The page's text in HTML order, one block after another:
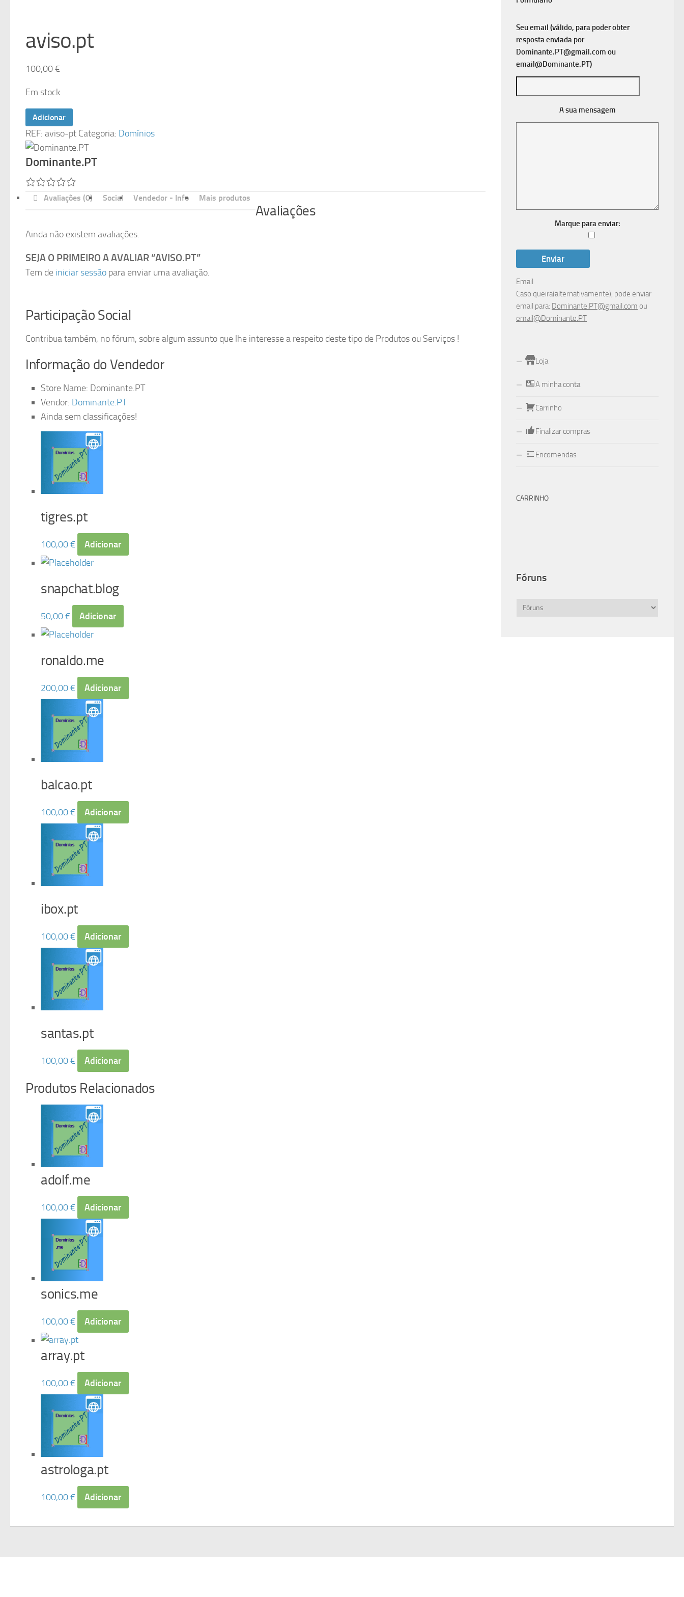
aviso.pt
100,00€
Em stock
Quantidade
de
aviso.pt
Adicionar
REF: aviso-pt Categoria: Domínios
Dominante.PT
Avaliações (0) Social Vendedor - Info Mais produtos
Avaliações
Ainda não existem avaliações.
SEJA O PRIMEIRO A AVALIAR “AVISO.PT”
Tem de iniciar sessão para enviar uma avaliação.
Participação Social
Contribua também, no fórum, sobre algum assunto que lhe interesse a respeito deste tipo de Produtos ou Serviços !
Informação do Vendedor
Store Name: Dominante.PT
Vendor: Dominante.PT
Ainda sem classificações!
tigres.pt
100,00€ Adicionar
snapchat.blog
50,00€ Adicionar
ronaldo.me
200,00€ Adicionar
balcao.pt
100,00€ Adicionar
ibox.pt
100,00€ Adicionar
santas.pt
100,00€ Adicionar
Produtos Relacionados
adolf.me
100,00€ Adicionar
sonics.me
100,00€ Adicionar
array.pt
100,00€ Adicionar
astrologa.pt
100,00€ Adicionar
Seu email (válido, para poder obter
resposta enviada por
Dominante.PT@gmail.com ou
email@Dominante.PT)
A sua mensagem
Marque para enviar:
Email
Caso queira(alternativamente), pode enviar
email para: Dominante.PT@gmail.com ou
email@Dominante.PT
Loja
A minha conta
Carrinho
Finalizar compras
Encomendas
CARRINHO
Fóruns